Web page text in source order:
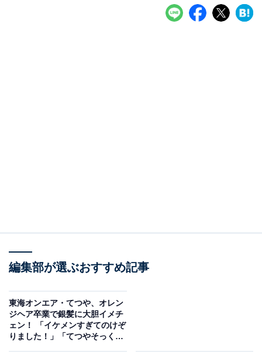
編集部が選ぶおすすめ記事
東海オンエア・てつや、オレン
ジヘア卒業で銀髪に大胆イメチ
ェン！ 「イケメンすぎてのけぞ
りました！」「てつやそっくり